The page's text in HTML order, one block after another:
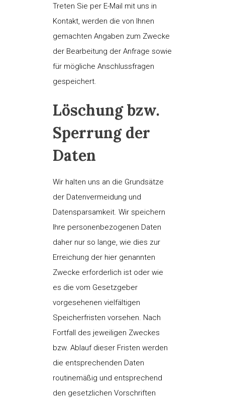
Treten Sie per E-Mail mit uns in
Kontakt, werden die von Ihnen
gemachten Angaben zum Zwecke
der Bearbeitung der Anfrage sowie
für mögliche Anschlussfragen
gespeichert.
Löschung bzw.
Sperrung der
Daten
Wir halten uns an die Grundsätze
der Datenvermeidung und
Datensparsamkeit. Wir speichern
Ihre personenbezogenen Daten
daher nur so lange, wie dies zur
Erreichung der hier genannten
Zwecke erforderlich ist oder wie
es die vom Gesetzgeber
vorgesehenen vielfältigen
Speicherfristen vorsehen. Nach
Fortfall des jeweiligen Zweckes
bzw. Ablauf dieser Fristen werden
die entsprechenden Daten
routinemäßig und entsprechend
den gesetzlichen Vorschriften